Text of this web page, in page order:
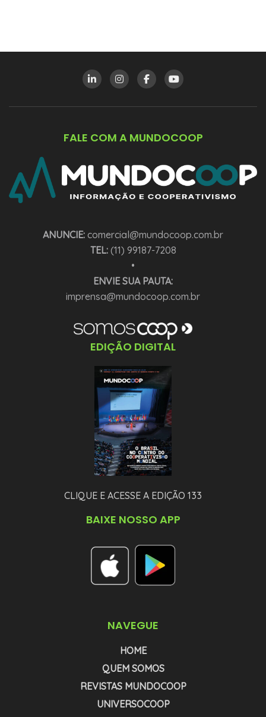
FALE COM A MUNDOCOOP
ANUNCIE: comercial@mundocoop.com.br
TEL:(11) 99187-7208
•
ENVIE SUA PAUTA:
imprensa@mundocoop.com.br
EDIÇÃO DIGITAL
CLIQUE E ACESSE A EDIÇÃO 133
BAIXE NOSSO APP
NAVEGUE
HOME
QUEM SOMOS
REVISTAS MUNDOCOOP
UNIVERSOCOOP